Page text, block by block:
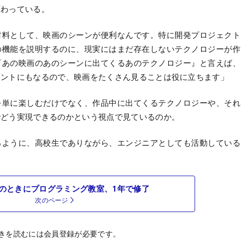
っている。
として、映画のシーンが便利なんです。特に開発プロジェクト
能を説明するのに、現実にはまだ存在しないテクノロジーが作
の映画のあのシーンに出てくるあのテクノロジー』と言えば、
トにもなるので、映画をたくさん見ることは役に立ちます」
に楽しむだけでなく、作品中に出てくるテクノロジーや、それ
う実現できるのかという視点で見ているのか。
うに、高校生でありながら、エンジニアとしても活動している
ときにプログラミング教室、1年で修了
次のページ
を読むには会員登録が必要です。